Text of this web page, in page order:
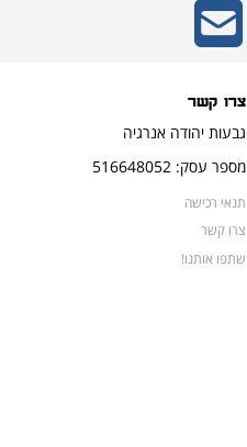
צרו קשר
גבעות יהודה אנרגיה
מספר עסק: 516648052
תנאי רכישה
צרו קשר
שתפו אותנו!